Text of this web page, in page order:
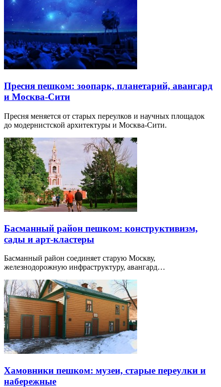
Пресня пешком: зоопарк, планетарий, авангард
и Москва-Сити
Пресня меняется от старых переулков и научных площадок
до модернистской архитектуры и Москва-Сити.
Басманный район пешком: конструктивизм,
сады и арт-кластеры
Басманный район соединяет старую Москву,
железнодорожную инфраструктуру, авангард…
Хамовники пешком: музеи, старые переулки и
набережные